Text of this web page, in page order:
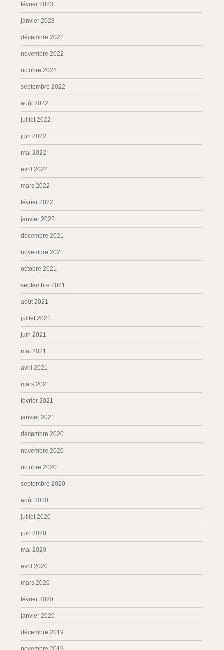
février 2023
janvier 2023
décembre 2022
novembre 2022
octobre 2022
septembre 2022
août 2022
juillet 2022
juin 2022
mai 2022
avril 2022
mars 2022
février 2022
janvier 2022
décembre 2021
novembre 2021
octobre 2021
septembre 2021
août 2021
juillet 2021
juin 2021
mai 2021
avril 2021
mars 2021
février 2021
janvier 2021
décembre 2020
novembre 2020
octobre 2020
septembre 2020
août 2020
juillet 2020
juin 2020
mai 2020
avril 2020
mars 2020
février 2020
janvier 2020
décembre 2019